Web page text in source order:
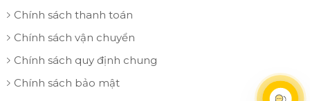
Chính sách thanh toán
Chính sách vận chuyển
Chính sách quy định chung
Chính sách bảo mật